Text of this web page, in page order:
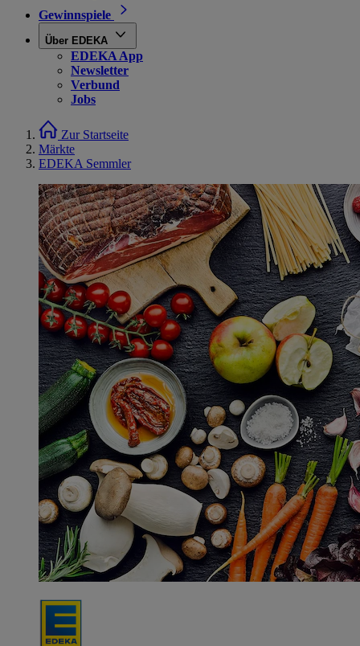
Gewinnspiele
Über EDEKA
EDEKA App
Newsletter
Verbund
Jobs
Zur Startseite
Märkte
EDEKA Semmler